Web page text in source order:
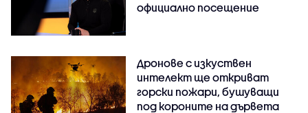
официално посещение
Дронове с изкуствен
интелект ще откриват
горски пожари, бушуващи
под короните на дървета